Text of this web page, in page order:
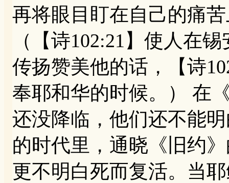
再将眼目盯在自己的痛
（【诗102:21】使人在
传扬赞美他的话，【诗
奉耶和华的时候。） 在
还没降临，他们还不能
的时代里，通晓《旧约
更不明白死而复活。当